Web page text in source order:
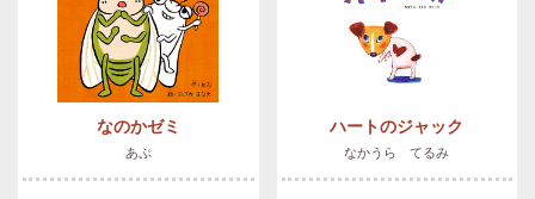
なのかゼミ
あぷ
ハートのジャック
なかうら てるみ